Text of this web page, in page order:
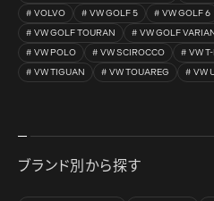
VOLVO
VW GOLF 5 VW GOLF 6
VW GOLF TOURAN
VW GOLF
VW POLO
VW SCIROCCO VW
VW TIGUAN
VW TOUAREG VW
ブランド別から探す